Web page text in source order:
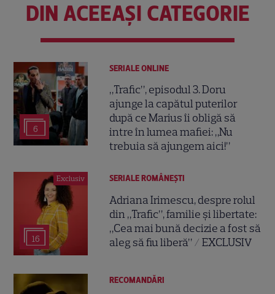
DIN ACEEAȘI CATEGORIE
6
SERIALE ONLINE
„Trafic”, episodul 3. Doru
ajunge la capătul puterilor
după ce Marius îi obligă să
intre în lumea mafiei: „Nu
trebuia să ajungem aici!”
Exclusiv
16
SERIALE ROMÂNEŞTI
Adriana Irimescu, despre rolul
din „Trafic”, familie și libertate:
„Cea mai bună decizie a fost să
aleg să fiu liberă” / EXCLUSIV
RECOMANDĂRI